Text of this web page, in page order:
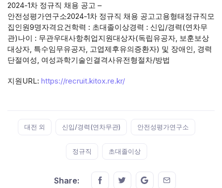
2024-1차 정규직 채용 공고 –
안전성평가연구소2024-1차 정규직 채용 공고고용형태정규직모
집인원9명자격요건학력 : 초대졸이상경력 : 신입/경력(연차무
관)나이 : 무관우대사항취업지원대상자(독립유공자, 보훈보상
대상자, 특수임무유공자, 고엽제후유의증환자) 및 장애인, 경력
단절여성, 여성과학기술인결격사유전형절차/방법
지원URL: https://recruit.kitox.re.kr/
대전 외 신입/경력(연차무관) 안전성평가연구소
정규직 초대졸이상
Share: Share this on FaceBook
Share this on Twitter
Share this on GMail
Share this on